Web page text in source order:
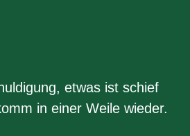
etwas ist schief
in einer Weile wieder.